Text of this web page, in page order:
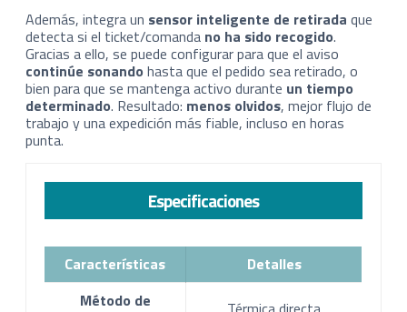
Además, integra un sensor inteligente de retirada que
detecta si el ticket/comanda no ha sido recogido.
Gracias a ello, se puede configurar para que el aviso
continúe sonando hasta que el pedido sea retirado, o
bien para que se mantenga activo durante un tiempo
determinado. Resultado: menos olvidos, mejor flujo de
trabajo y una expedición más fiable, incluso en horas
punta.
Especificaciones
Características
Detalles
Método de